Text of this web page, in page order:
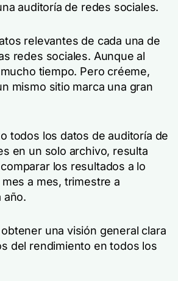
auditoría de redes sociales.
relevantes de cada una de
redes sociales. Aunque al
tiempo. Pero créeme,
mismo sitio marca una gran
todos los datos de auditoría de
en un solo archivo, resulta
los resultados a lo
a mes, trimestre a
año.
una visión general clara
del rendimiento en todos los